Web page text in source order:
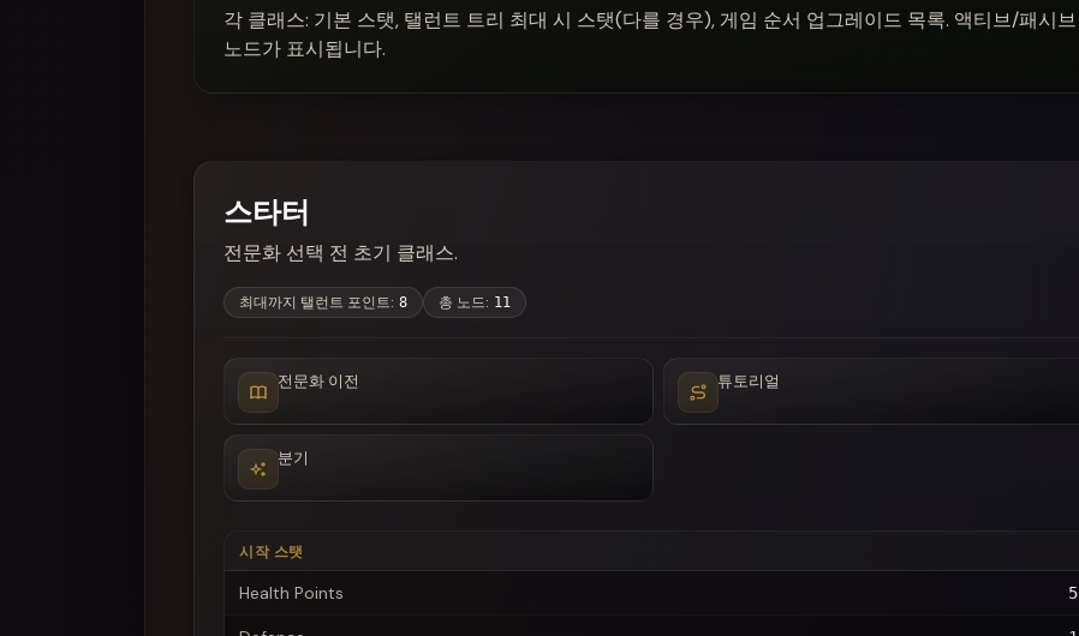
각 클래스: 기본 스탯, 탤런트 트리 최대 시 스탯(다를 경우), 게임 순서 업그레이드 목록. 액티브/패시브
노드가 표시됩니다.
스타터
전문화 선택 전 초기 클래스.
최대까지 탤런트 포인트: 8 총 노드: 11
전문화 이전 튜토리얼
분기
시작 스탯
Health Points 5